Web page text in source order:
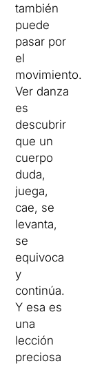
también
puede
pasar por
el
movimiento.
Ver danza
es
descubrir
que un
cuerpo
duda,
juega,
cae, se
levanta,
se
equivoca
y
continúa.
Y esa es
una
lección
preciosa